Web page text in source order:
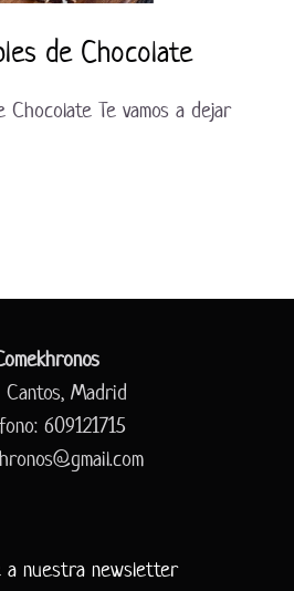
de Chocolate
Chocolate Te vamos a dejar
Cantos, Madrid
609121715
a nuestra newsletter